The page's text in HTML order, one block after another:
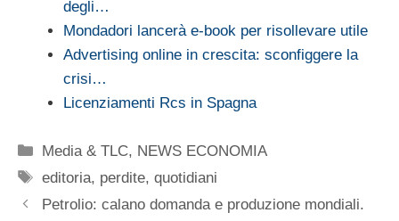
degli…
Mondadori lancerà e-book per risollevare utile
Advertising online in crescita: sconfiggere la
crisi…
Licenziamenti Rcs in Spagna
Categorie
Media & TLC, NEWS ECONOMIA
Tag
editoria, perdite,quotidiani
Petrolio: calano domanda e produzione mondiali.